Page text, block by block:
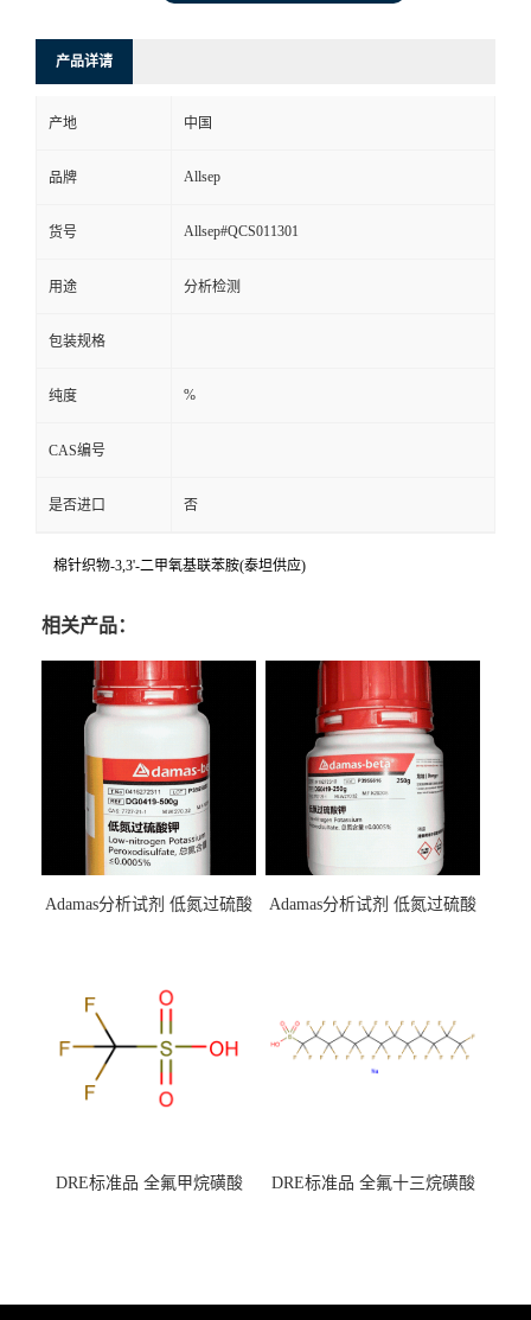
产品详请
产地 中国
品牌 Allsep
货号 Allsep#QCS011301
用途 分析检测
包装规格
纯度 %
CAS编号
是否进口 否
棉针织物-3,3'-二甲氧基联苯胺(泰坦供应)
相关产品：
Adamas分析试剂 低氮过硫酸
（泰坦现货供应）
Adamas分析试剂 低氮过硫酸
DRE标准品 全氟甲烷磺酸
DRE标准品 全氟十三烷磺酸